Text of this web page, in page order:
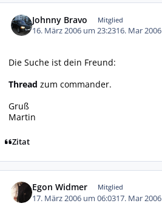
Johnny Bravo Mitglied
16. März 2006 um 23:2316. Mar 2006
Die Suche ist dein Freund:
Thread zum commander.
Gruß
Martin
Zitat
Egon Widmer Mitglied
17. März 2006 um 06:0317. Mar 2006